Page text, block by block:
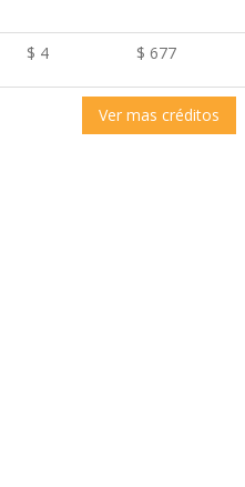
$ 4 $ 677
Ver mas créditos